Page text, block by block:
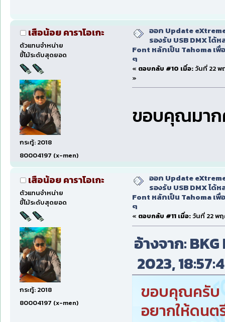
เสือน้อย คาราโอเกะ
ตัวแทนจำหน่าย
ขี้โม้ระดับสุดยอด
กระทู้: 2018
80004197 (x-men)
ออก Update
รองรับ USB DMX ได้
Font หลักเป็น Tahoma เพื่
ๆ
« ตอบกลับ #10 เมื่อ: วันที่ 22 พ
»
ขอบคุณมา
เสือน้อย คาราโอเกะ
ตัวแทนจำหน่าย
ขี้โม้ระดับสุดยอด
กระทู้: 2018
80004197 (x-men)
ออก Update
รองรับ USB DMX ได้
Font หลักเป็น Tahoma เพื่
ๆ
« ตอบกลับ #11 เมื่อ: วันที่ 22 พ
อ้างจาก:
2023,
ขอบคุณครับ
อยากให้ดนต